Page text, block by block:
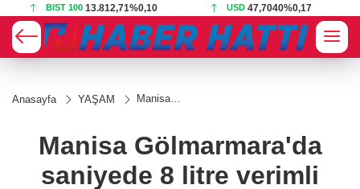
BIST 100 13.812,71%0,10 USD 47,7040%0,17
Anasayfa YAŞAM
Manisa
litre verimli
sondaj
Manisa Gölmarmara'da
saniyede 8 litre verimli